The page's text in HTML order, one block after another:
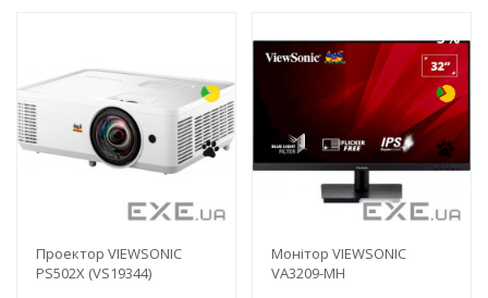
Проектор VIEWSONIC
PS502X (VS19344)
-3%
Монітор VIEWSONIC
VA3209-MH